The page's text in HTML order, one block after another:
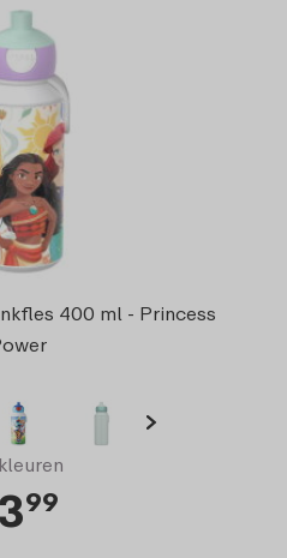
400 ml - Princess
99